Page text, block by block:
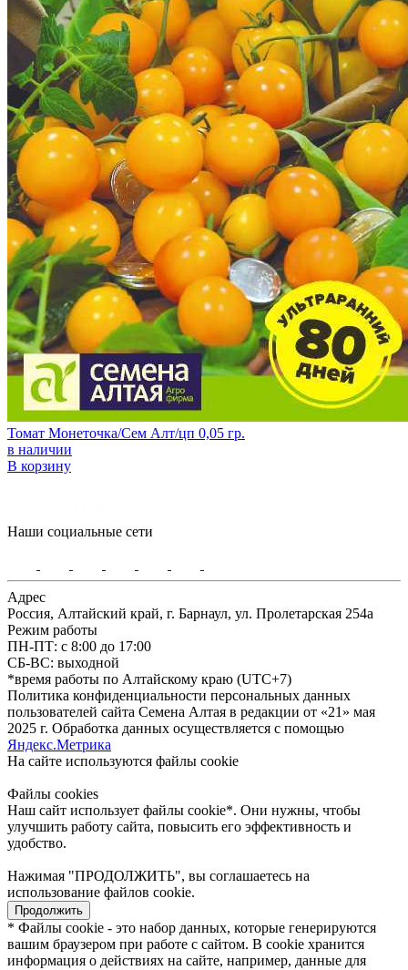
Томат Монеточка/Сем Алт/цп 0,05 гр.
в наличии
В корзину
Наши социальные сети
Адрес
Россия, Алтайский край, г. Барнаул, ул. Пролетарская 254а
Режим работы
ПН-ПТ: с 8:00 до 17:00
СБ-ВС: выходной
*время работы по Алтайскому краю (UTC+7)
Политика конфиденциальности персональных данных
пользователей сайта Семена Алтая в редакции от «21» мая
2025 г. Обработка данных осуществляется с помощью
Яндекс.Метрика
На сайте используются файлы сookie
Файлы cookies
Наш сайт использует файлы cookie*. Они нужны, чтобы
улучшить работу сайта, повысить его эффективность и
удобство.
Нажимая "ПРОДОЛЖИТЬ", вы соглашаетесь на
использование файлов cookie.
Продолжить
* Файлы cookie - это набор данных, которые генерируются
вашим браузером при работе с сайтом. В cookie хранится
информация о действиях на сайте, например, данные для